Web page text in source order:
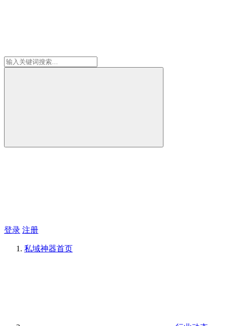
登录 注册
私域神器首页